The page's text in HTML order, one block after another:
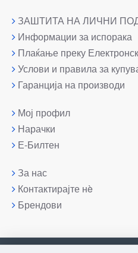
ЗАШТИТА НА ЛИЧНИ
Информации за испорака
Плаќање преку
Услови и правила за
Гаранција на производи
Мој профил
Нарачки
Е-Билтен
За нас
Контактирајте нè
Брендови